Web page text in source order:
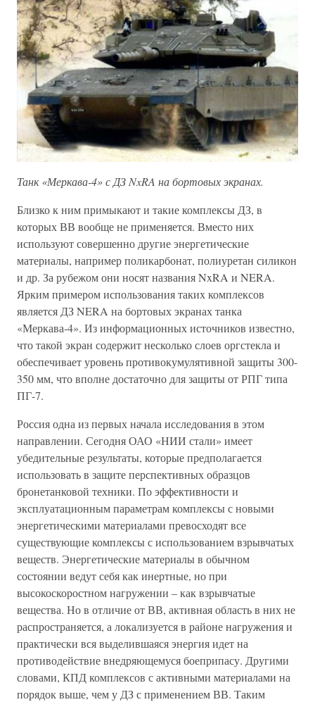
Танк «Меркава-4» с ДЗ NxRA на бортовых экранах.
Близко к ним примыкают и такие комплексы ДЗ, в
которых ВВ вообще не применяется. Вместо них
используют совершенно другие энергетические
материалы, например поликарбонат, полиуретан силикон
и др. За рубежом они носят названия NxRA и NERA.
Ярким примером использования таких комплексов
является ДЗ NERA на бортовых экранах танка
«Меркава-4». Из информационных источников известно,
что такой экран содержит несколько слоев оргстекла и
обеспечивает уровень противокумулятивной защиты 300-
350 мм, что вполне достаточно для защиты от РПГ типа
ПГ-7.
Россия одна из первых начала исследования в этом
направлении. Сегодня ОАО «НИИ стали» имеет
убедительные результаты, которые предполагается
использовать в защите перспективных образцов
бронетанковой техники. По эффективности и
эксплуатационным параметрам комплексы с новыми
энергетическими материалами превосходят все
существующие комплексы с использованием взрывчатых
веществ. Энергетические материалы в обычном
состоянии ведут себя как инертные, но при
высокоскоростном нагружении – как взрывчатые
вещества. Но в отличие от ВВ, активная область в них не
распространяется, а локализуется в районе нагружения и
практически вся выделившаяся энергия идет на
противодействие внедряющемуся боеприпасу. Другими
словами, КПД комплексов с активными материалами на
порядок выше, чем у ДЗ с применением ВВ. Таким